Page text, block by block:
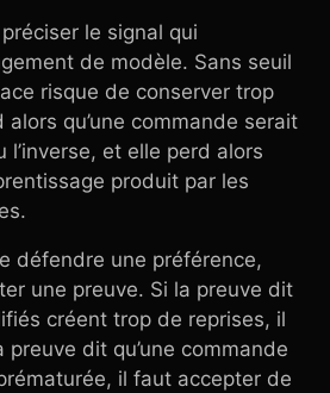
le signal qui
de modèle. Sans seuil
risque de conserver trop
qu’une commande serait
l’inverse, et elle perd alors
produit par les
défendre une préférence,
une preuve. Si la preuve dit
créent trop de reprises, il
dit qu’une commande
il faut accepter de